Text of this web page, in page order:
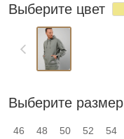
Выберите цвет
Выберите размер
46 48 50 52 54